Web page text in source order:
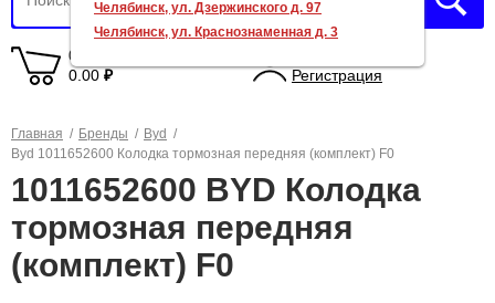
0 товаров
0.00 ₽
Регистрация
Главная / Бренды / Byd /
Byd 1011652600 Колодка тормозная передняя (комплект) F0
1011652600 BYD Колодка
тормозная передняя
(комплект) F0
Челябинск, ул. Дзержинского д. 97
Челябинск, ул. Краснознаменная д. 3